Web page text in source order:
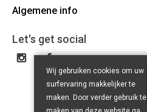
Noordstraat 41 - 8800 Roeselare
051 20 43 88
BE 0753.405.631
Algemene info
Algemene voorwaarden
Contact
Disclaimer
Privacy Policy
Let's get social
Wij gebruiken cookies om uw
surfervaring makkelijker te
maken. Door verder gebruik te